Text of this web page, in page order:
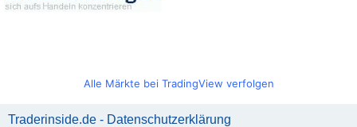
Alle Märkte bei TradingView verfolgen
Traderinside.de - Datenschutzerklärung